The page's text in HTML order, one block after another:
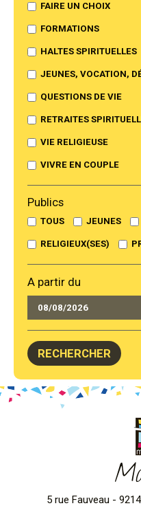
FAIRE UN CHOIX
FORMATIONS
HALTES SPIRITUELLES
JEUNES, VOCATION,
QUESTIONS DE VIE
RETRAITES
VIE RELIGIEUSE
VIVRE EN COUPLE
Publics
TOUS JEUNES
RELIGIEUX(SES)
A partir du
5 rue Fauveau -